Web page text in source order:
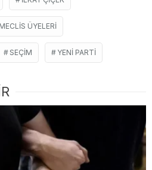
MECLIS ÜYELERI
SEÇIM YENI PARTI